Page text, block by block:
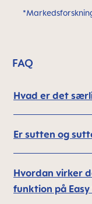
FAQ
Hvad er det
Er sutten og
Hvordan virker
funktion på